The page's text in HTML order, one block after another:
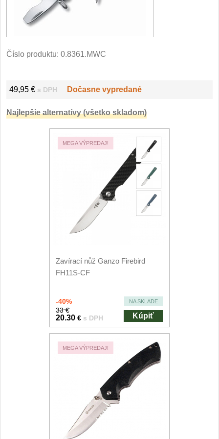
Filetovací nože
Steakové nože 2
Plátkovací nože 27
Porcovací nože 2
Číslo produktu: 0.8361.MWC
49,95 € s DPH Dočasne vypredané
Najlepšie alternatívy (všetko skladom)
MEGA VÝPREDAJ!
Zavírací nůž Ganzo Firebird
FH11S-CF
-40% NA SKLADE
33 €
20.30 € s DPH Kúpiť
MEGA VÝPREDAJ!